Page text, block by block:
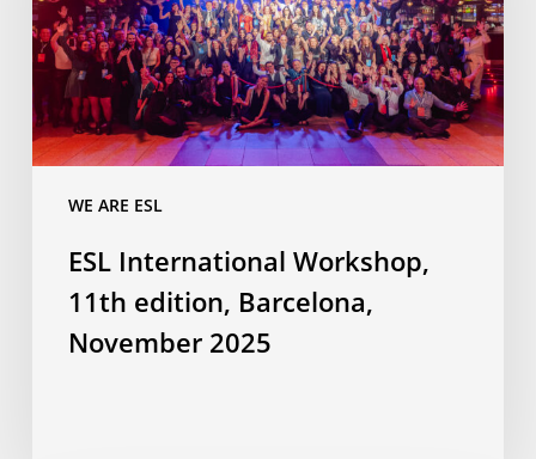
WE ARE ESL
Barcelona,
November
2025
ESL International Workshop,
11th edition, Barcelona,
November 2025